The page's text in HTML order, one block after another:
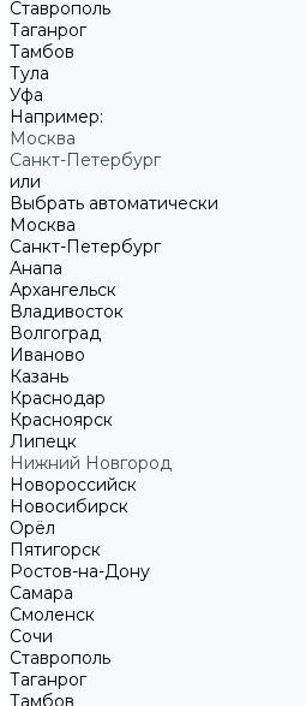
Ставрополь
Таганрог
Тамбов
Тула
Уфа
Например:
Москва
Санкт-Петербург
или
Выбрать автоматически
Москва
Санкт-Петербург
Анапа
Архангельск
Владивосток
Волгоград
Иваново
Казань
Краснодар
Красноярск
Липецк
Нижний Новгород
Новороссийск
Новосибирск
Орёл
Пятигорск
Ростов-на-Дону
Самара
Смоленск
Сочи
Ставрополь
Таганрог
Тамбов